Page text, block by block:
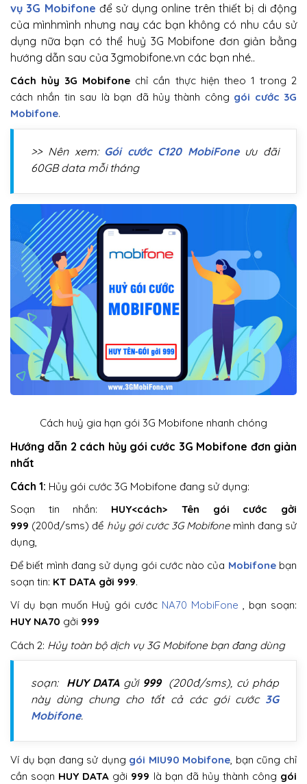
vụ 3G Mobifone để sử dụng online trên thiết bị di động
của mìnhmình nhưng nay các bạn không có nhu cầu sử
dụng nữa bạn có thể huỷ 3G Mobifone đơn giản bằng
hướng dẫn sau của 3gmobifone.vn các bạn nhé..
Cách hủy 3G Mobifone chỉ cần thực hiện theo 1 trong 2
cách nhắn tin sau là bạn đã hủy thành công gói cước 3G
Mobifone.
>> Nên xem: Gói cước C120 MobiFoneưu đãi
60GB data mỗi tháng
Cách huỷ gia hạn gói 3G Mobifone nhanh chóng
Hướng dẫn 2 cách hủy gói cước 3G Mobifone đơn giản
nhất
Cách 1: Hủy gói cước 3G Mobifone đang sử dụng:
Soạn tin nhắn: HUY<cách> Tên gói cước gởi
999 (200đ/sms) để hủy gói cước 3G Mobifonemình đang sử
dụng,
Để biết mình đang sử dụng gói cước nào của Mobifonebạn
soạn tin: KT DATA gởi 999.
Ví dụ bạn muốn Huỷ gói cước NA70 MobiFone , bạn soạn:
HUY NA70 gởi 999
Cách 2: Hủy toàn bộ dịch vụ 3G Mobifone bạn đang dùng
soạn: HUY DATAgửi999(200đ/sms), cú pháp
này dùng chung cho tất cả các gói cước 3G
Mobifone.
Ví dụ bạn đang sử dụng gói MIU90 Mobifone, bạn cũng chỉ
cần soạn HUY DATA gởi 999 là bạn đã hủy thành công gói